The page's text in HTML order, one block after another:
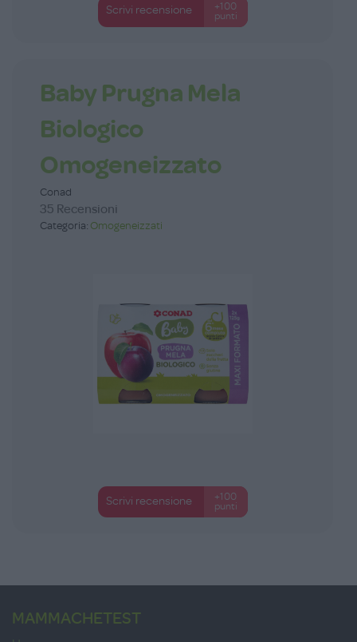
Scrivi recensione
+100
punti
Baby Prugna Mela
Biologico
Omogeneizzato
Conad
35 Recensioni
Categoria: Omogeneizzati
Scrivi recensione
+100
punti
MAMMACHETEST